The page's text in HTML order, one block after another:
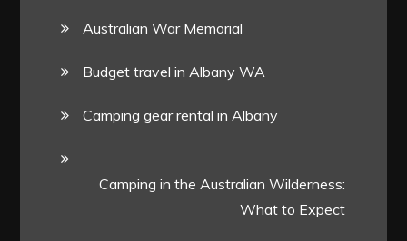
Australian War Memorial
Budget travel in Albany WA
Camping gear rental in Albany
Camping in the Australian Wilderness:
What to Expect